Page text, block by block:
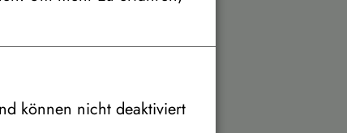
können nicht deaktiviert